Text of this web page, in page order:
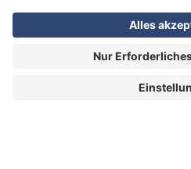
INSPIRATIONEN